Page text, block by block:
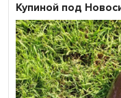
Купиной под